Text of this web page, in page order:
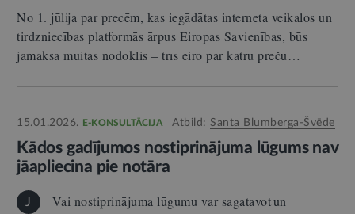
No 1. jūlija par precēm, kas iegādātas interneta veikalos un
tirdzniecības platformās ārpus Eiropas Savienības, būs
jāmaksā muitas nodoklis – trīs eiro par katru preču…
15.01.2026. E-KONSULTĀCIJA Atbild: Santa Blumberga-Švēde
Kādos gadījumos nostiprinājuma lūgums nav
jāapliecina pie notāra
J
Vai nostiprinājuma lūgumu var sagatavot un